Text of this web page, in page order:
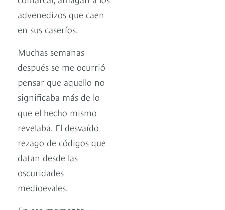
advenedizos que caen
en sus caseríos.
Muchas semanas
después se me ocurrió
pensar que aquello no
significaba más de lo
que el hecho mismo
revelaba. El desvaído
rezago de códigos que
datan desde las
oscuridades
medioevales.